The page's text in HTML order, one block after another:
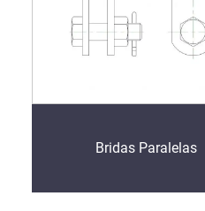
Bridas Paralelas